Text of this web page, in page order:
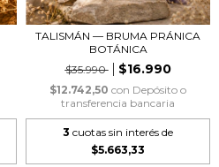
TALISMÁN — BRUMA PRÁNICA
BOTÁNICA
$35.990
$16.990
$12.742,50 con Depósito o
transferencia bancaria
3 cuotas sin interés de
$5.663,33